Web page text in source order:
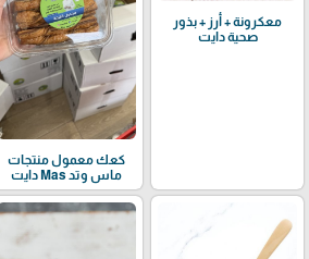
معكرونة + أرز + بذور
صحية دايت
كعك معمول منتجات
ماس وتد Mas دايت